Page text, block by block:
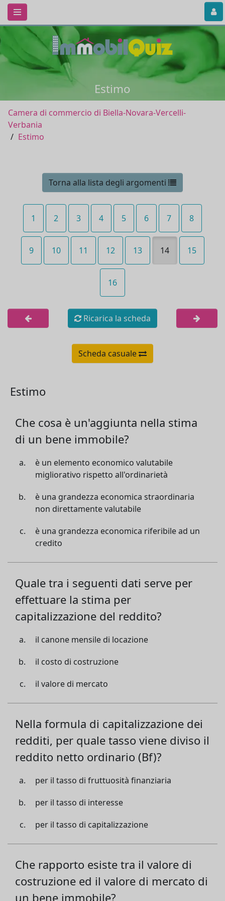
Estimo
Camera di commercio di Biella-Novara-Vercelli-
Verbania
Estimo
Torna alla lista degli argomenti
1 2 3 4 5 6 7 8
9 10 11 12 13 14 15
16
Ricarica la scheda
Scheda casuale
Estimo
Che cosa è un'aggiunta nella stima
di un bene immobile?
è un elemento economico valutabile
migliorativo rispetto all'ordinarietà
è una grandezza economica straordinaria
non direttamente valutabile
è una grandezza economica riferibile ad un
credito
Quale tra i seguenti dati serve per
effettuare la stima per
capitalizzazione del reddito?
il canone mensile di locazione
il costo di costruzione
il valore di mercato
Nella formula di capitalizzazione dei
redditi, per quale tasso viene diviso il
reddito netto ordinario (Bf)?
per il tasso di fruttuosità finanziaria
per il tasso di interesse
per il tasso di capitalizzazione
Che rapporto esiste tra il valore di
costruzione ed il valore di mercato di
un bene immobile?